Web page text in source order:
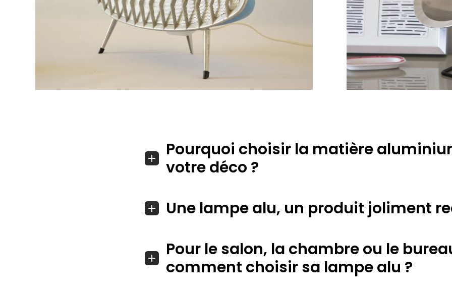
Pourquoi choisir la matière
votre déco ?
Une lampe alu, un produit joliment
Pour le salon, la chambre ou le
comment choisir sa lampe alu ?